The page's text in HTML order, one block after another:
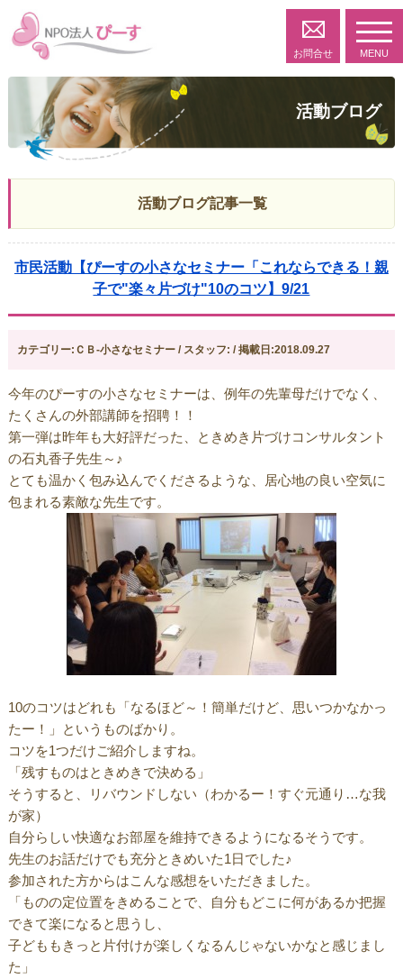
お問合せ MENU
活動ブログ
活動ブログ記事一覧
市民活動【ぴーすの小さなセミナー「これならできる！親
子で"楽々片づけ"10のコツ】9/21
カテゴリー:ＣＢ-小さなセミナー / スタッフ: / 掲載日:2018.09.27
今年のぴーすの小さなセミナーは、例年の先輩母だけでなく、
たくさんの外部講師を招聘！！
第一弾は昨年も大好評だった、ときめき片づけコンサルタント
の石丸香子先生～♪
とても温かく包み込んでくださるような、居心地の良い空気に
包まれる素敵な先生です。
10のコツはどれも「なるほど～！簡単だけど、思いつかなかっ
たー！」というものばかり。
コツを1つだけご紹介しますね。
「残すものはときめきで決める」
そうすると、リバウンドしない（わかるー！すぐ元通り…な我
が家）
自分らしい快適なお部屋を維持できるようになるそうです。
先生のお話だけでも充分ときめいた1日でした♪
参加された方からはこんな感想をいただきました。
「ものの定位置をきめることで、自分もどこに何があるか把握
できて楽になると思うし、
子どももきっと片付けが楽しくなるんじゃないかなと感じまし
た」